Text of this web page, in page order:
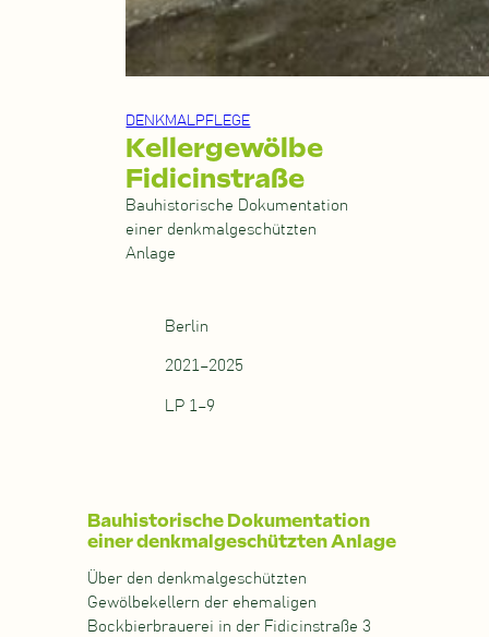
DENKMALPFLEGE
Kellergewölbe
Fidicinstraße
Bauhistorische Dokumentation
einer denkmalgeschützten
Anlage
Berlin
2021–2025
LP 1–9
Bauhistorische Dokumentation
einer denkmalgeschützten Anlage
Über den denkmalgeschützten
Gewölbekellern der ehemaligen
Bockbierbrauerei in der Fidicinstraße 3